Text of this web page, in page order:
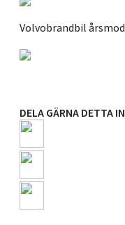
Volvobrandbil
DELA GÄRNA DETTA